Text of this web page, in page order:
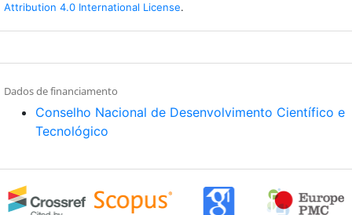
Attribution 4.0 International License.
Dados de financiamento
Conselho Nacional de Desenvolvimento Científico e
Tecnológico